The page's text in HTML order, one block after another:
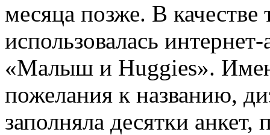
месяца позже. В
использовалась
«Малыш и Huggies».
пожелания к названию,
заполняла десятки